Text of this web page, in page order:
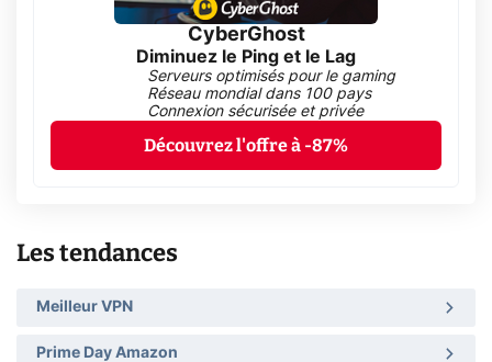
CyberGhost
Diminuez le Ping et le Lag
Serveurs optimisés pour le gaming
Réseau mondial dans 100 pays
Connexion sécurisée et privée
Découvrez l'offre à -87%
Les tendances
Meilleur VPN
Prime Day Amazon